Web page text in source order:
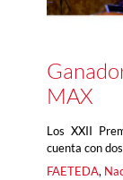
MAX
Los XXII
cuenta con
FAETEDA,